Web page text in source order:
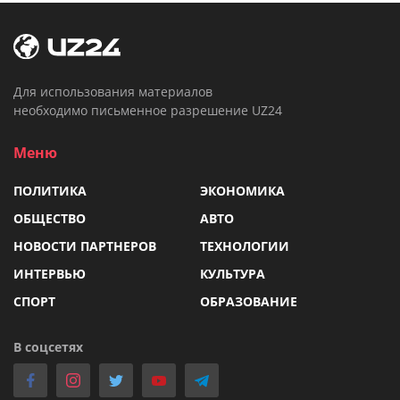
Для использования материалов
необходимо письменное разрешение UZ24
Меню
ПОЛИТИКА
ЭКОНОМИКА
ОБЩЕСТВО
АВТО
НОВОСТИ ПАРТНЕРОВ
ТЕХНОЛОГИИ
ИНТЕРВЬЮ
КУЛЬТУРА
СПОРТ
ОБРАЗОВАНИЕ
В соцсетях